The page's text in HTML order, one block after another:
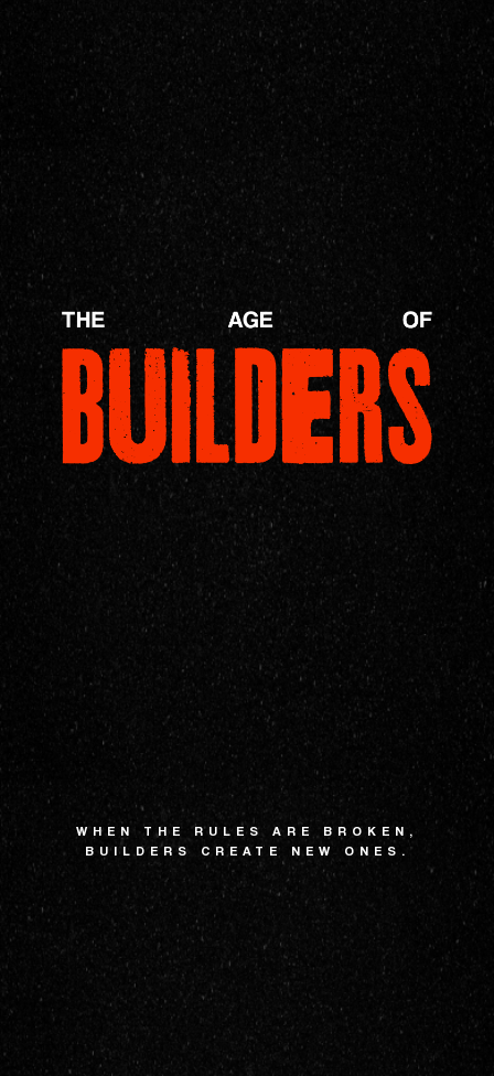
WHEN THE RULES ARE BROKEN,
BUILDERS CREATE NEW ONES.